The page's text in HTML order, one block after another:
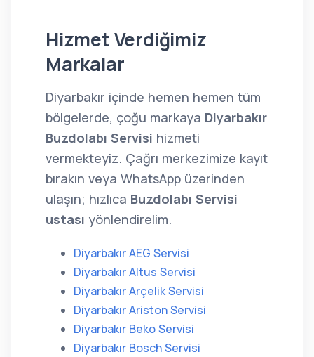
Hizmet Verdiğimiz
Markalar
Diyarbakır içinde hemen hemen tüm
bölgelerde, çoğu markaya Diyarbakır
Buzdolabı Servisi hizmeti
vermekteyiz. Çağrı merkezimize kayıt
bırakın veya WhatsApp üzerinden
ulaşın; hızlıca Buzdolabı Servisi
ustası yönlendirelim.
Diyarbakır AEG Servisi
Diyarbakır Altus Servisi
Diyarbakır Arçelik Servisi
Diyarbakır Ariston Servisi
Diyarbakır Beko Servisi
Diyarbakır Bosch Servisi